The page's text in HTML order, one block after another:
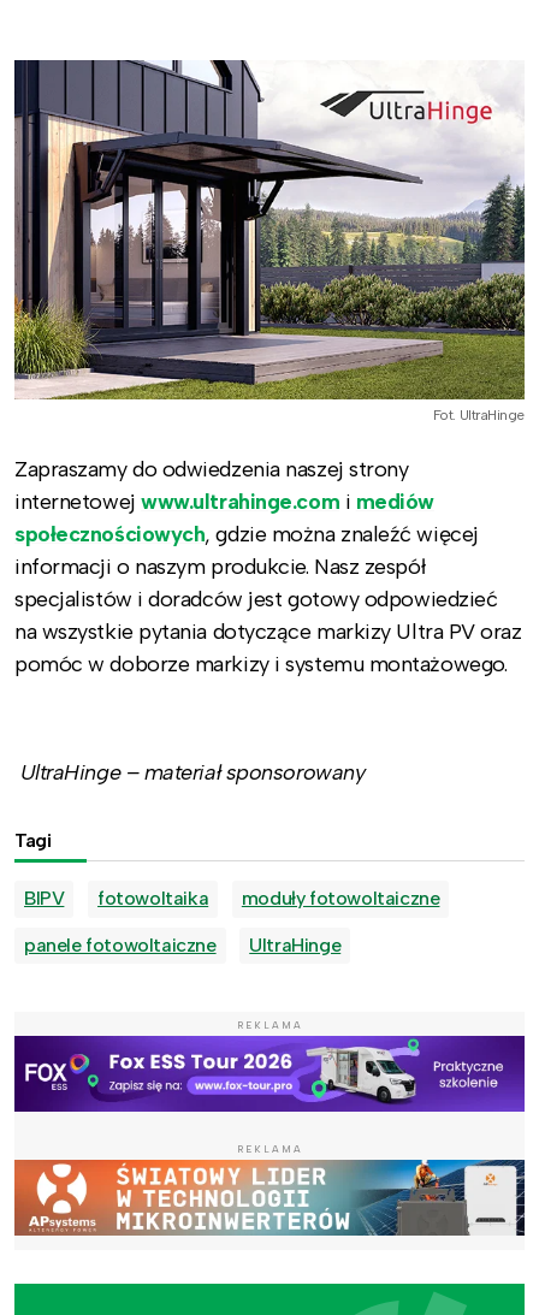
Fot. UltraHinge
Zapraszamy do odwiedzenia naszej strony
internetowejwww.ultrahinge.com i mediów
społecznościowych, gdzie można znaleźć więcej
informacji o naszym produkcie. Nasz zespół
specjalistów i doradców jest gotowy odpowiedzieć
na wszystkie pytania dotyczące markizy Ultra PV oraz
pomóc w doborze markizy i systemu montażowego.
UltraHinge – materiał sponsorowany
Tagi
BIPV fotowoltaika moduły fotowoltaiczne
panele fotowoltaiczne UltraHinge
REKLAMA
REKLAMA